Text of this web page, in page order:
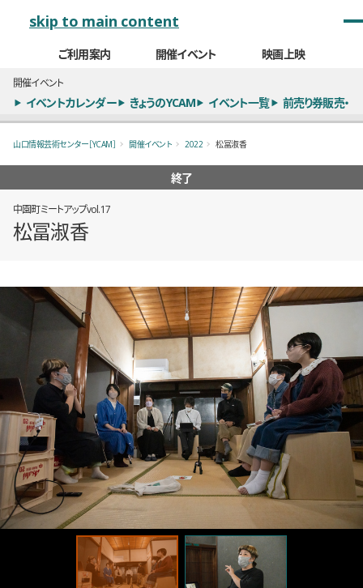
skip to main content
ご利用案内 開催イベント 映画上映
開催イベント
イベントカレンダー きょうのYCAM イベント一覧 前売り券販売・
山口情報芸術センター［YCAM］ 開催イベント 2022 松冨淑香
終了
中園町ミートアップvol.17
松冨淑香
概要
全2枚のうち、1枚目のスライド